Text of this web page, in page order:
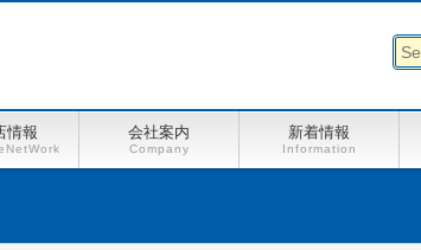
情報 会社案内
Company
新着情報
Information